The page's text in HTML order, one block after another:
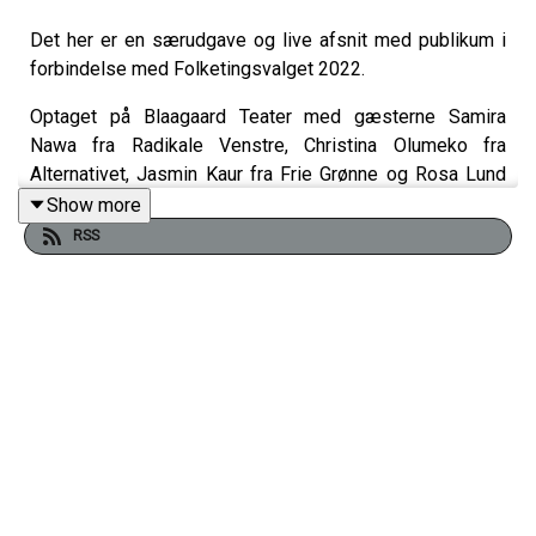
Det her er en særudgave og live afsnit med publikum i
forbindelse med Folketingsvalget 2022.
Optaget på Blaagaard Teater med gæsterne Samira
Nawa fra Radikale Venstre, Christina Olumeko fra
Alternativet, Jasmin Kaur fra Frie Grønne og Rosa Lund
fra Enhedslisten
Show more
RSS